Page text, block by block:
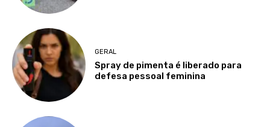
GERAL
Spray de pimenta é liberado para
defesa pessoal feminina